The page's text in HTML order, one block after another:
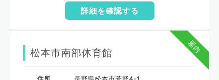
詳細を確認する
屋内
松本市南部体育館